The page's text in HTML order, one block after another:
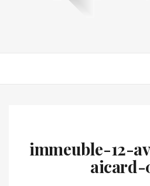
immeuble-12-
aicard-